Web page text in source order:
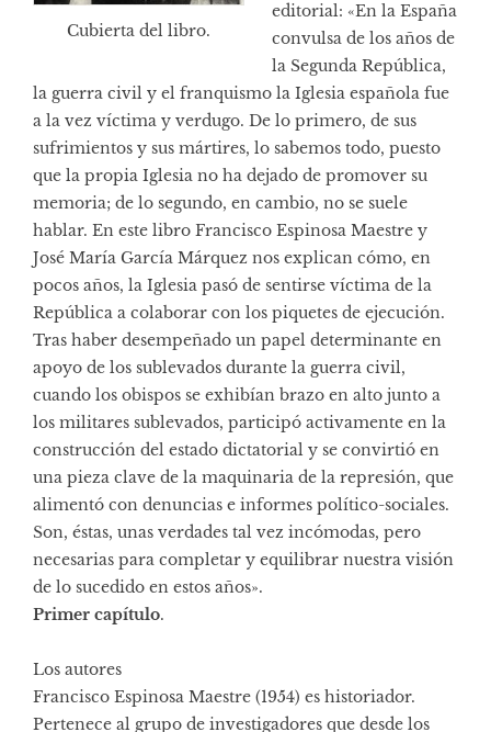
Cubierta del libro.
editorial: «En la España
convulsa de los años de
la Segunda República,
la guerra civil y el franquismo la Iglesia española fue
a la vez víctima y verdugo. De lo primero, de sus
sufrimientos y sus mártires, lo sabemos todo, puesto
que la propia Iglesia no ha dejado de promover su
memoria; de lo segundo, en cambio, no se suele
hablar. En este libro Francisco Espinosa Maestre y
José María García Márquez nos explican cómo, en
pocos años, la Iglesia pasó de sentirse víctima de la
República a colaborar con los piquetes de ejecución.
Tras haber desempeñado un papel determinante en
apoyo de los sublevados durante la guerra civil,
cuando los obispos se exhibían brazo en alto junto a
los militares sublevados, participó activamente en la
construcción del estado dictatorial y se convirtió en
una pieza clave de la maquinaria de la represión, que
alimentó con denuncias e informes político-sociales.
Son, éstas, unas verdades tal vez incómodas, pero
necesarias para completar y equilibrar nuestra visión
de lo sucedido en estos años».
Primer capítulo.
Los autores
Francisco Espinosa Maestre (1954) es historiador.
Pertenece al grupo de investigadores que desde los